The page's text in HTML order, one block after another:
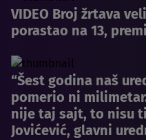
VIDEO Broj žrtava
porastao na 13,
“Šest godina naš
pomerio ni
nije taj sajt, to nisu
Jovićević, glavni